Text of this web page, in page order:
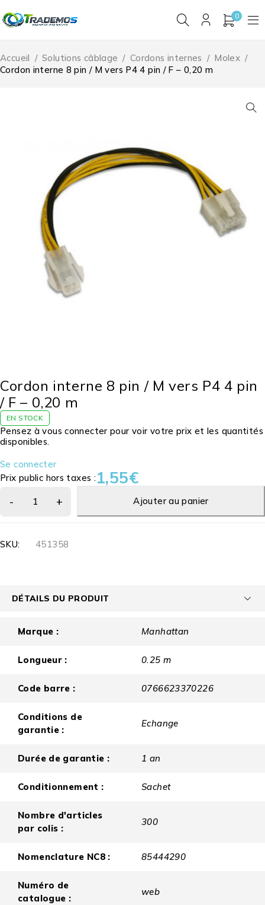
0
Accueil / Solutions câblage / Cordons internes / Molex /
Cordon interne 8 pin / M vers P4 4 pin / F – 0,20 m
Cordon interne 8 pin / M vers P4 4 pin
/ F – 0,20 m
EN STOCK
Pensez à vous connecter pour voir votre prix et les quantités
disponibles.
Se connecter
Prix public hors taxes :1,55€
Ajouter au panier
SKU: 451358
DÉTAILS DU PRODUIT
Marque : Manhattan
Longueur : 0.25 m
Code barre : 0766623370226
Conditions de
garantie :
Echange
Durée de garantie : 1 an
Conditionnement : Sachet
Nombre d'articles
par colis :
300
Nomenclature NC8 : 85444290
Numéro de
catalogue :
web